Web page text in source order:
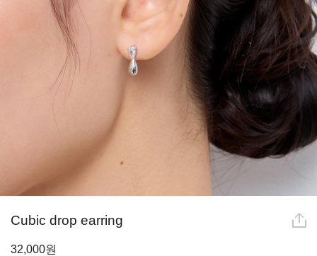
Cubic drop earring
32,000원